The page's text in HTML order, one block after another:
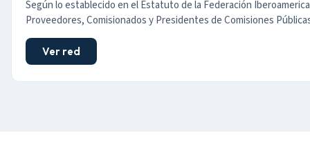
Según lo establecido en el Estatuto de la Federación
Proveedores, Comisionados y Presidentes de Comisiones
Ver red